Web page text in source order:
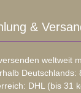
&
weltweit
Deutschlands:
DHL (bis 31